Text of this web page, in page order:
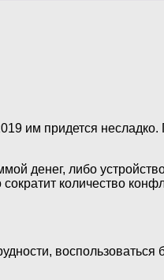
им придется
денег, либо
количество
воспользоваться